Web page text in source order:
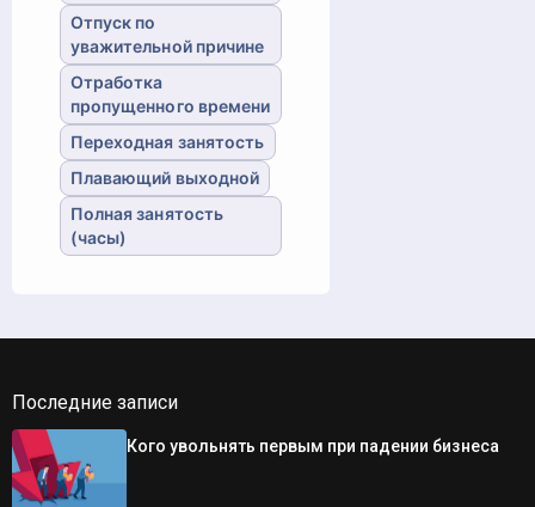
Отпуск по
уважительной причине
Отработка
пропущенного времени
Переходная занятость
Плавающий выходной
Полная занятость
(часы)
Последние записи
Кого увольнять первым при падении бизнеса